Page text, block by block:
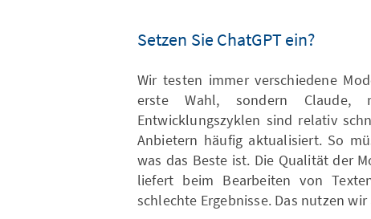
Setzen Sie ChatGPT ein?
Wir testen immer verschiedene
erste Wahl, sondern Claude,
Entwicklungszyklen sind relativ
Anbietern häufig aktualisiert. So
was das Beste ist. Die Qualität der
liefert beim Bearbeiten von
schlechte Ergebnisse. Das nutzen